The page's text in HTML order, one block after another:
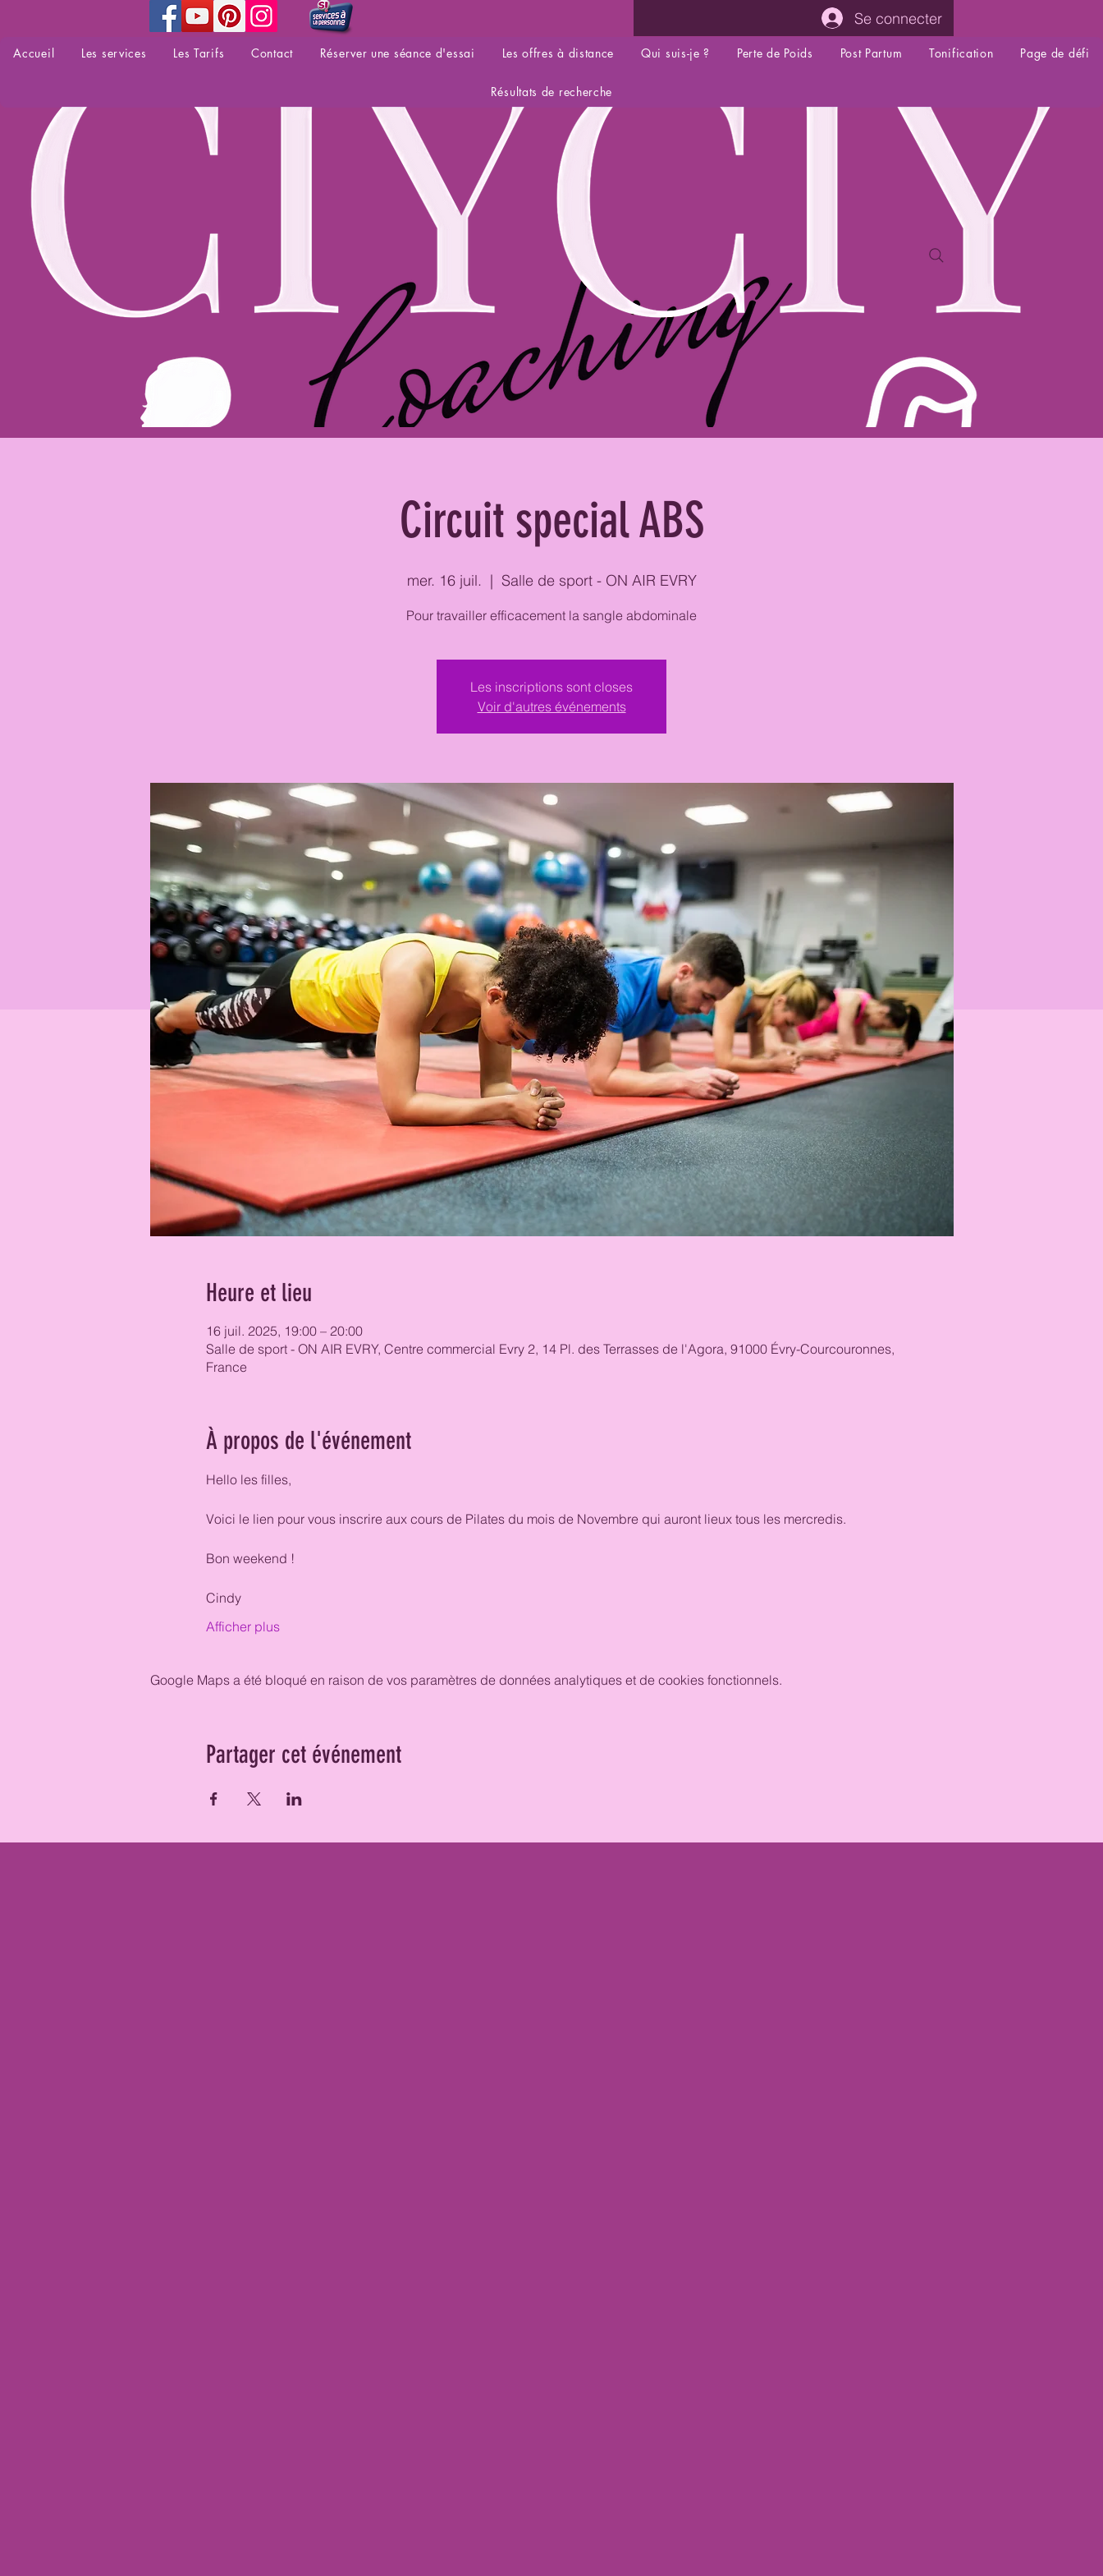
Se connecter
Accueil Les services Les Tarifs Contact Réserver une séance d'essai Les offres à distance Qui suis-je ? Perte de Poids Post Partum Tonification Page de défi
Résultats de recherche
Circuit special ABS
mer. 16 juil.
  |
Salle de sport - ON AIR EVRY
Pour travailler efficacement la sangle abdominale
Les inscriptions sont closes
Voir d'autres événements
Heure et lieu
16 juil. 2025, 19:00 – 20:00
Salle de sport - ON AIR EVRY, Centre commercial Evry 2, 14 Pl. des Terrasses de l'Agora, 91000 Évry-Courcouronnes,
France
À propos de l'événement
Hello les filles,
Voici le lien pour vous inscrire aux cours de Pilates du mois de Novembre qui auront lieux tous les mercredis.
Bon weekend !
Cindy
Afficher plus
Google Maps a été bloqué en raison de vos paramètres de données analytiques et de cookies fonctionnels.
Partager cet événement